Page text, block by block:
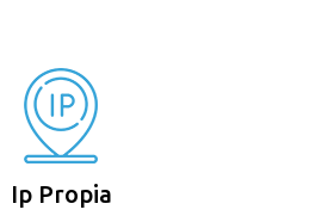
Ip Propia